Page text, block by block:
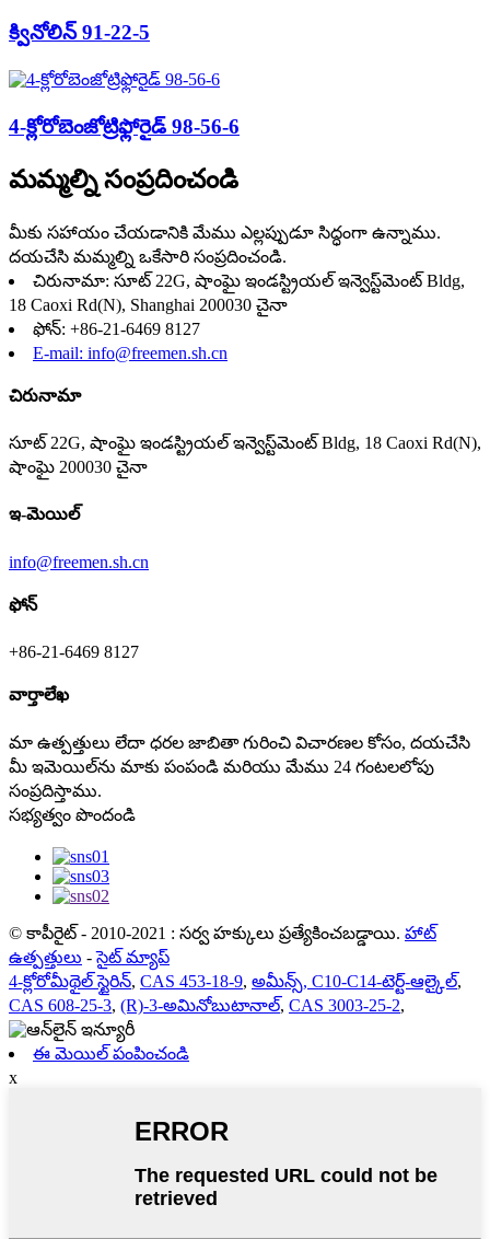
క్వినోలిన్ 91-22-5
4-క్లోరోబెంజోట్రిఫ్లోరైడ్ 98-56-6
మమ్మల్ని సంప్రదించండి
మీకు సహాయం చేయడానికి మేము ఎల్లప్పుడూ సిద్ధంగా ఉన్నాము.
దయచేసి మమ్మల్ని ఒకేసారి సంప్రదించండి.
చిరునామా: సూట్ 22G, షాంఘై ఇండస్ట్రియల్ ఇన్వెస్ట్‌మెంట్ Bldg,
18 Caoxi Rd(N), Shanghai 200030 చైనా
ఫోన్: +86-21-6469 8127
E-mail: info@freemen.sh.cn
చిరునామా
సూట్ 22G, షాంఘై ఇండస్ట్రియల్ ఇన్వెస్ట్‌మెంట్ Bldg, 18 Caoxi Rd(N),
షాంఘై 200030 చైనా
ఇ-మెయిల్
info@freemen.sh.cn
ఫోన్
+86-21-6469 8127
వార్తాలేఖ
మా ఉత్పత్తులు లేదా ధరల జాబితా గురించి విచారణల కోసం, దయచేసి
మీ ఇమెయిల్‌ను మాకు పంపండి మరియు మేము 24 గంటలలోపు
సంప్రదిస్తాము.
సభ్యత్వం పొందండి
© కాపీరైట్ - 2010-2021 : సర్వ హక్కులు ప్రత్యేకించబడ్డాయి. హాట్
ఉత్పత్తులు -సైట్ మ్యాప్
4-క్లోరోమీథైల్ స్టైరిన్, CAS 453-18-9, అమీన్స్, C10-C14-టెర్ట్-ఆల్కైల్,
CAS 608-25-3, (R)-3-అమినోబుటానాల్, CAS 3003-25-2,
ఈ మెయిల్ పంపించండి
x